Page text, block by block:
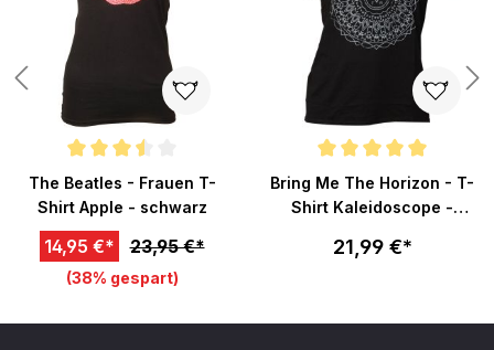
Durchschnittliche Bewertung von 3.5 von 5 Sternen
The Beatles - Frauen T-
Shirt Apple - schwarz
14,95 €* 23,95 €*
(38% gespart)
Durchschnittliche Bewertung
Bring Me The Horizon - T-
Shirt Kaleidoscope -
21,99 €*